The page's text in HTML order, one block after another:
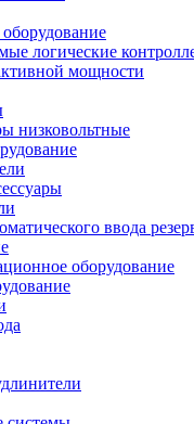
логические
мощности
низковольтные
ввода
оборудование